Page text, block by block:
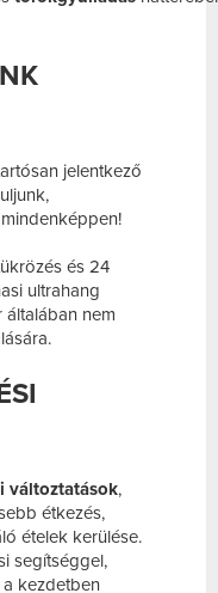
jelentkező
és 24
ultrahang
általában nem
változtatások,
étkezés,
ételek kerülése.
segítséggel,
kezdetben